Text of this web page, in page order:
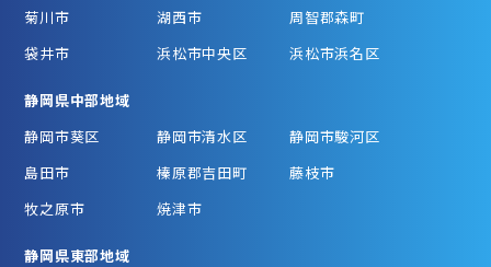
菊川市
湖西市
周智郡森町
袋井市
浜松市中央区 浜松市浜名区
静岡県中部地域
静岡市葵区
静岡市清水区
静岡市駿河区
島田市
榛原郡吉田町
藤枝市
牧之原市
焼津市
静岡県東部地域